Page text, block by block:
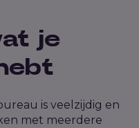
je
is veelzijdig en
met meerdere